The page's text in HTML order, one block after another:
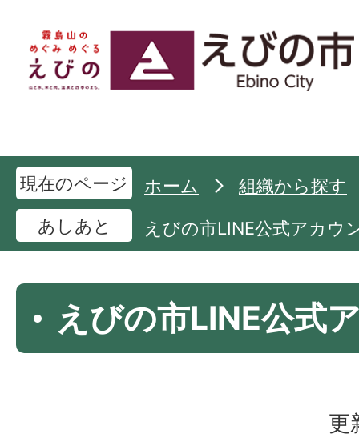
現在のページ ホーム
組織から探す
あしあと
えびの市LINE公式アカウ
えびの市LINE公式
更